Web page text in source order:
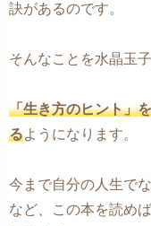
訣があるのです。
そんなことを水晶玉
「生き方のヒント」
るようになります。
今まで自分の人生で
など、この本を読め